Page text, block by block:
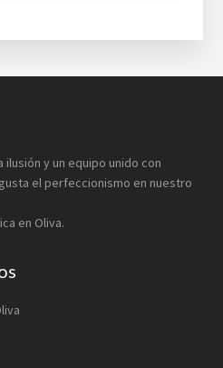
y un equipo unido con
el perfeccionismo en nuestro
en Oliva.